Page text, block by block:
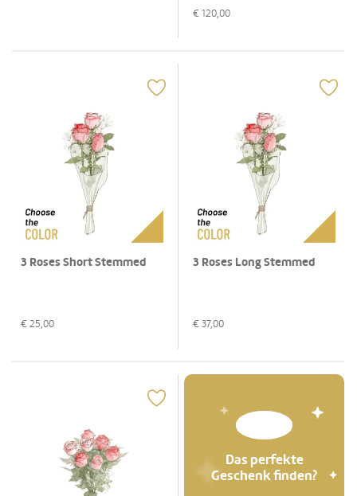
€ 120,00
3 Roses Short Stemmed
€ 25,00
3 Roses Long Stemmed
€ 37,00
Das perfekte
Geschenk finden?